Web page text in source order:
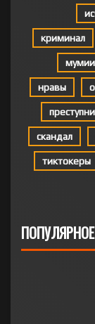
криминал
мумии
нравы
скандал
тиктокеры
ПОПУЛЯРНОЕ